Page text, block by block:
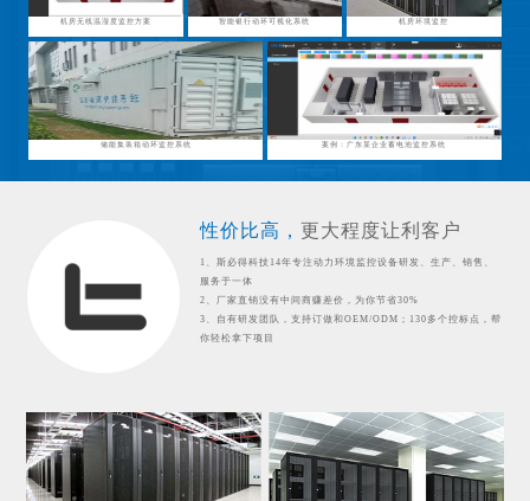
机房无线温湿度监控方案 智能银行动环可视化系统 机房环境监控
储能集装箱动环监控系统 案例：广东某企业蓄电池监控系统
性价比高， 更大程度让利客户
1、斯必得科技14年专注动力环境监控设备研发、生产、销售、
服务于一体
2、厂家直销没有中间商赚差价，为你节省30%
3、自有研发团队，支持订做和OEM/ODM；130多个控标点，帮
你轻松拿下项目